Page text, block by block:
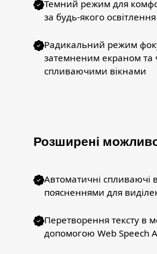
Темний режим для
за будь-якого освітлення
Радикальний режим
затемненим екраном та
спливаючими вікнами
Розширені
Автоматичні спливаючі
поясненнями для
Перетворення тексту в
допомогою Web Speech